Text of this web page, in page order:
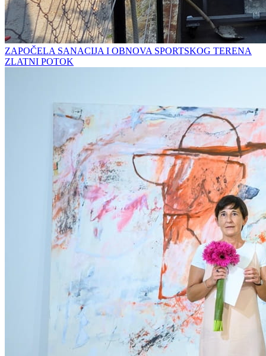
ZAPOČELA SANACIJA I OBNOVA SPORTSKOG TERENA
ZLATNI POTOK